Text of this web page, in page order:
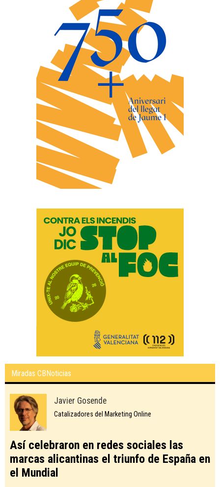
Miradas CBNoticias
Javier Gosende
Catalizadores del Marketing Online
Así celebraron en redes sociales las
marcas alicantinas el triunfo de España en
el Mundial